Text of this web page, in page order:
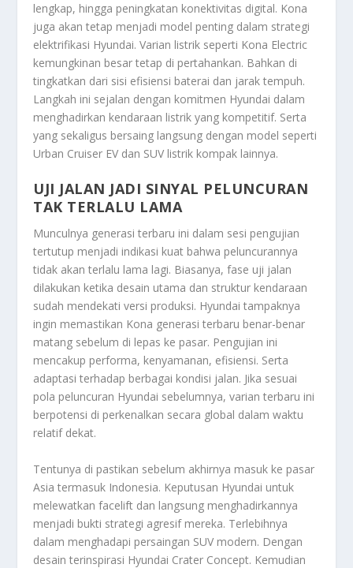
lengkap, hingga peningkatan konektivitas digital. Kona
juga akan tetap menjadi model penting dalam strategi
elektrifikasi Hyundai. Varian listrik seperti Kona Electric
kemungkinan besar tetap di pertahankan. Bahkan di
tingkatkan dari sisi efisiensi baterai dan jarak tempuh.
Langkah ini sejalan dengan komitmen Hyundai dalam
menghadirkan kendaraan listrik yang kompetitif. Serta
yang sekaligus bersaing langsung dengan model seperti
Urban Cruiser EV dan SUV listrik kompak lainnya.
UJI JALAN JADI SINYAL PELUNCURAN
TAK TERLALU LAMA
Munculnya generasi terbaru ini dalam sesi pengujian
tertutup menjadi indikasi kuat bahwa peluncurannya
tidak akan terlalu lama lagi. Biasanya, fase uji jalan
dilakukan ketika desain utama dan struktur kendaraan
sudah mendekati versi produksi. Hyundai tampaknya
ingin memastikan Kona generasi terbaru benar-benar
matang sebelum di lepas ke pasar. Pengujian ini
mencakup performa, kenyamanan, efisiensi. Serta
adaptasi terhadap berbagai kondisi jalan. Jika sesuai
pola peluncuran Hyundai sebelumnya, varian terbaru ini
berpotensi di perkenalkan secara global dalam waktu
relatif dekat.
Tentunya di pastikan sebelum akhirnya masuk ke pasar
Asia termasuk Indonesia. Keputusan Hyundai untuk
melewatkan facelift dan langsung menghadirkannya
menjadi bukti strategi agresif mereka. Terlebihnya
dalam menghadapi persaingan SUV modern. Dengan
desain terinspirasi Hyundai Crater Concept. Kemudian